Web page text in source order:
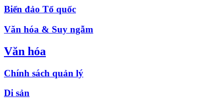
Biển đảo Tổ quốc
Văn hóa & Suy ngẫm
Văn hóa
Chính sách quản lý
Di sản